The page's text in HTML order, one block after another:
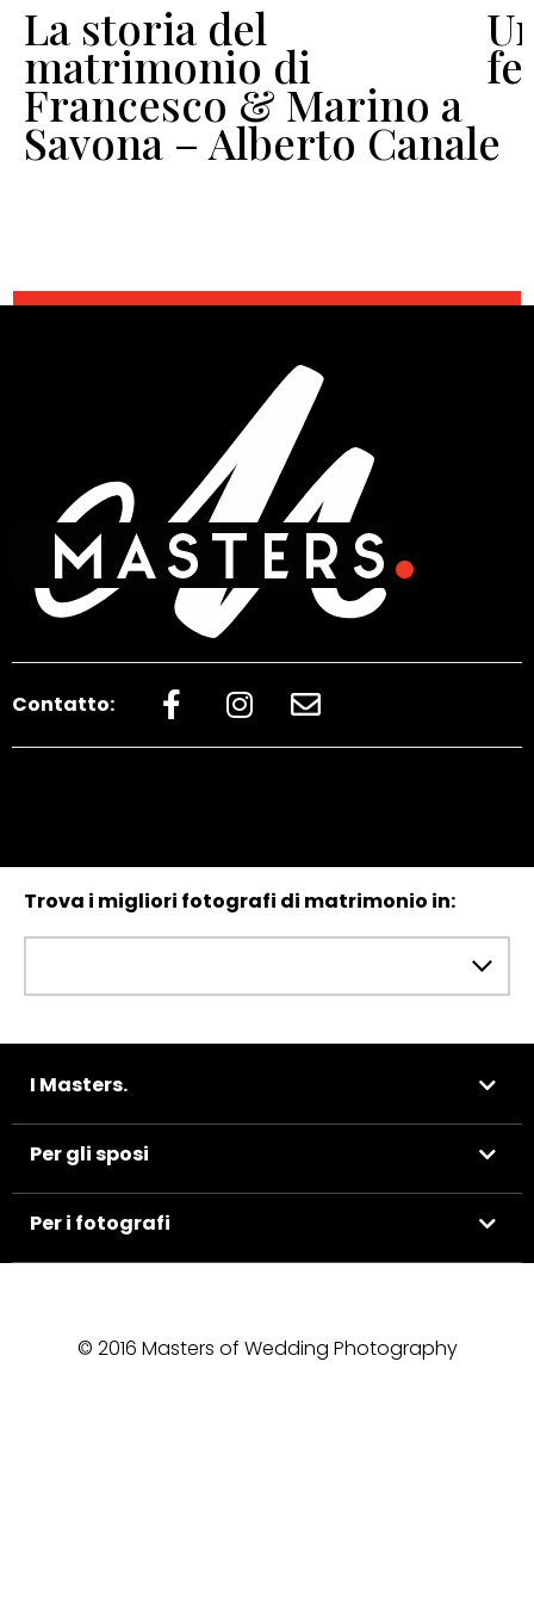
La storia del
matrimonio di
Francesco & Marino a
Savona – Alberto Canale
Contatto:
Trova i migliori fotografi di matrimonio in:
I Masters.
Per gli sposi
Per i fotografi
© 2016 Masters of Wedding Photography